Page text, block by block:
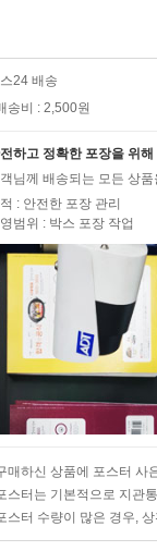
24 배송
송비 : 2,500원
하고 정확한 포장을 위
님께 배송되는 모든 상
: 안전한 포장 관리
범위 : 박스 포장 작업
매하신 상품에 포스터 사
스터는 기본적으로 지관
스터 수량이 많은 경우,